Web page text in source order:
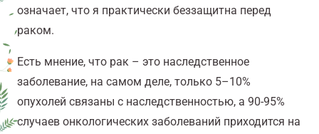
означает, что я практически беззащитна перед
раком.
Есть мнение, что рак – это наследственное
заболевание, на самом деле, только 5–10%
опухолей связаны с наследственностью, а 90-95%
случаев онкологических заболеваний приходится на